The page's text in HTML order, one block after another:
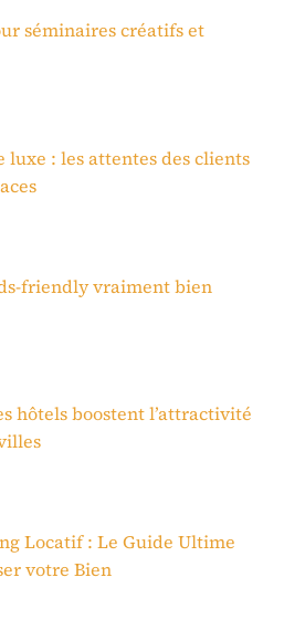
séminaires créatifs et
luxe : les attentes des clients
friendly vraiment bien
hôtels boostent l’attractivité
Locatif : Le Guide Ultime
votre Bien